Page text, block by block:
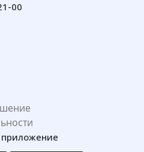
00
приложение